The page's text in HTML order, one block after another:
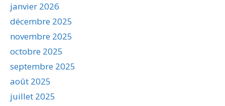
janvier 2026
décembre 2025
novembre 2025
octobre 2025
septembre 2025
août 2025
juillet 2025